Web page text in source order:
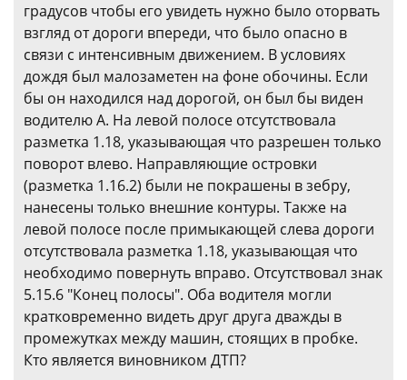
градусов чтобы его увидеть нужно было оторвать
взгляд от дороги впереди, что было опасно в
связи с интенсивным движением. В условиях
дождя был малозаметен на фоне обочины. Если
бы он находился над дорогой, он был бы виден
водителю А. На левой полосе отсутствовала
разметка 1.18, указывающая что разрешен только
поворот влево. Направляющие островки
(разметка 1.16.2) были не покрашены в зебру,
нанесены только внешние контуры. Также на
левой полосе после примыкающей слева дороги
отсутствовала разметка 1.18, указывающая что
необходимо повернуть вправо. Отсутствовал знак
5.15.6 "Конец полосы". Оба водителя могли
кратковременно видеть друг друга дважды в
промежутках между машин, стоящих в пробке.
Кто является виновником ДТП?